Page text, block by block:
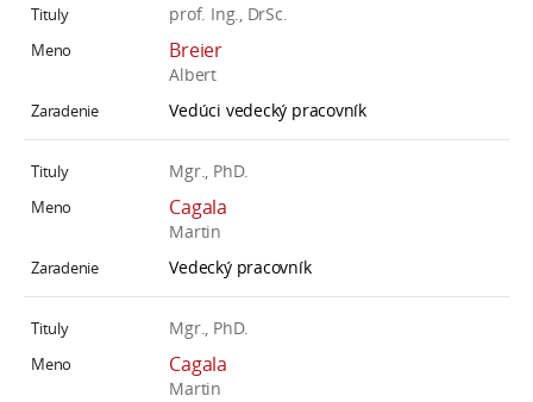
prof. Ing., DrSc.
Breier
Albert
Vedúci vedecký pracovník
Mgr., PhD.
Cagala
Martin
Vedecký pracovník
Mgr., PhD.
Cagala
Martin